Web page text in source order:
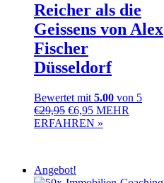
Reicher als die
Geissens von Alex
Fischer
Düsseldorf
Bewertet mit 5.00 von 5
€29,95 Ursprünglicher
Preis
€6,95Aktueller
Preis
MEHR
ERFAHREN »
Angebot!